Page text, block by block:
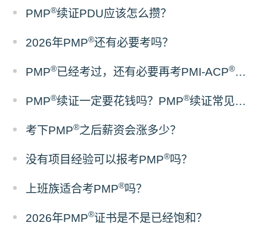
PMP®续证PDU应该怎么攒？
2026年PMP®还有必要考吗？
PMP®已经考过，还有必要再考PMI-ACP®吗？
PMP®续证一定要花钱吗？PMP®续证常见误区梳理
考下PMP®之后薪资会涨多少？
没有项目经验可以报考PMP®吗？
上班族适合考PMP®吗？
2026年PMP®证书是不是已经饱和？